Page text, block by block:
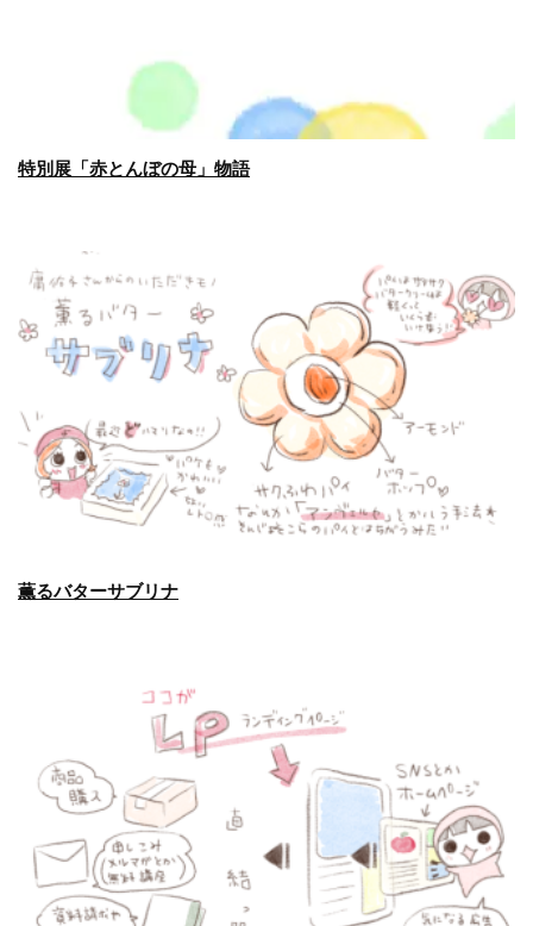
特別展「赤とんぼの母」物語
薫るバターサブリナ